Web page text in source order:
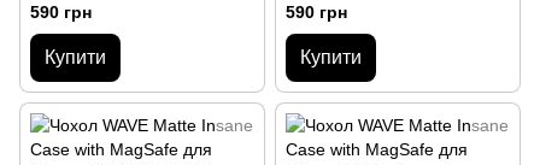
590 грн
Купити
590 грн
Купити